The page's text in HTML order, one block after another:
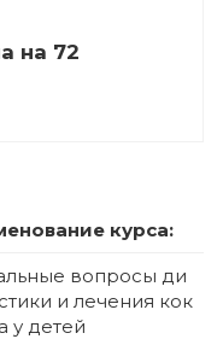
на 72
курса:
вопросы ди
и лечения кок
у детей